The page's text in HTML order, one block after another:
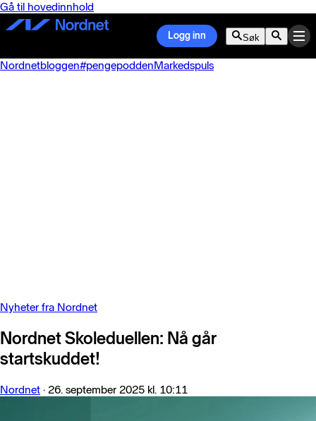
Gå til hovedinnhold
Logg inn Søk
Nordnetbloggen#pengepoddenMarkedspuls
Nyheter fra Nordnet
Nordnet Skoleduellen: Nå går
startskuddet!
Nordnet · 26. september 2025 kl. 10:11